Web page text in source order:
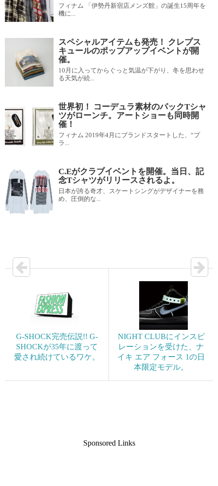
フィナム 「伊勢丹新宿店メンズ館」の誕生15周年を
機に...
スペシャルアイテムも発売！ クレプス
キュールのポップアップイベントが開
催。
10月に入ってからぐっと気温が下がり、冬を思わせ
る天気が続...
世界初！ コーデュラ素材のパックTシャ
ツがローンチ。アートショーも同時開
催！
フィナム 2019年4月にブランドスタートした、“プ
ラ...
C.Eがクラブイベントを開催。当日、記
念Tシャツがリリースされるよ。
日本が誇る奇才、スケートシングがデザイナーを務
め、圧倒的な...
G-SHOCK完売伝説!! G-
SHOCKが35年に渡って
愛され続けているワケ。
NIGHT CLUBにインスピ
レーションを受けた、ナ
イキ エア フォース 1の日
本限定モデル。
Sponsored Links